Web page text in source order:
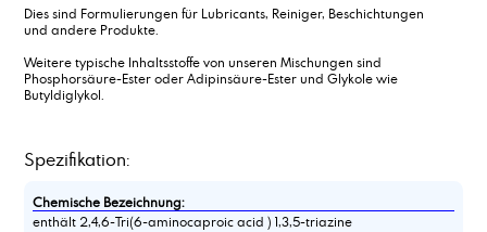
Dies sind Formulierungen für Lubricants, Reiniger, Beschichtungen
und andere Produkte.
Weitere typische Inhaltsstoffe von unseren Mischungen sind
Phosphorsäure-Ester oder Adipinsäure-Ester und Glykole wie
Butyldiglykol.
Spezifikation:
Chemische Bezeichnung:
enthält 2,4,6-Tri(6-aminocaproic acid ) 1,3,5-triazine